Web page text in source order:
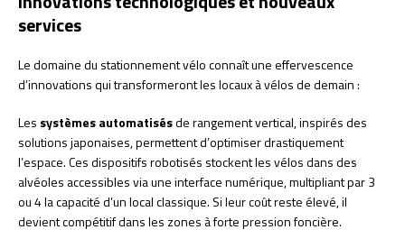
services
Le domaine du stationnement vélo connaît une effervescence
d’innovations qui transformeront les locaux à vélos de demain :
Les systèmes automatisésde rangement vertical, inspirés des
solutions japonaises, permettent d’optimiser drastiquement
l’espace. Ces dispositifs robotisés stockent les vélos dans des
alvéoles accessibles via une interface numérique, multipliant par 3
ou 4 la capacité d’un local classique. Si leur coût reste élevé, il
devient compétitif dans les zones à forte pression foncière.